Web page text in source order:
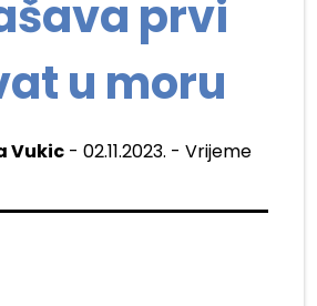
prvi
u moru
Vukic - 02.11.2023. - Vrijeme